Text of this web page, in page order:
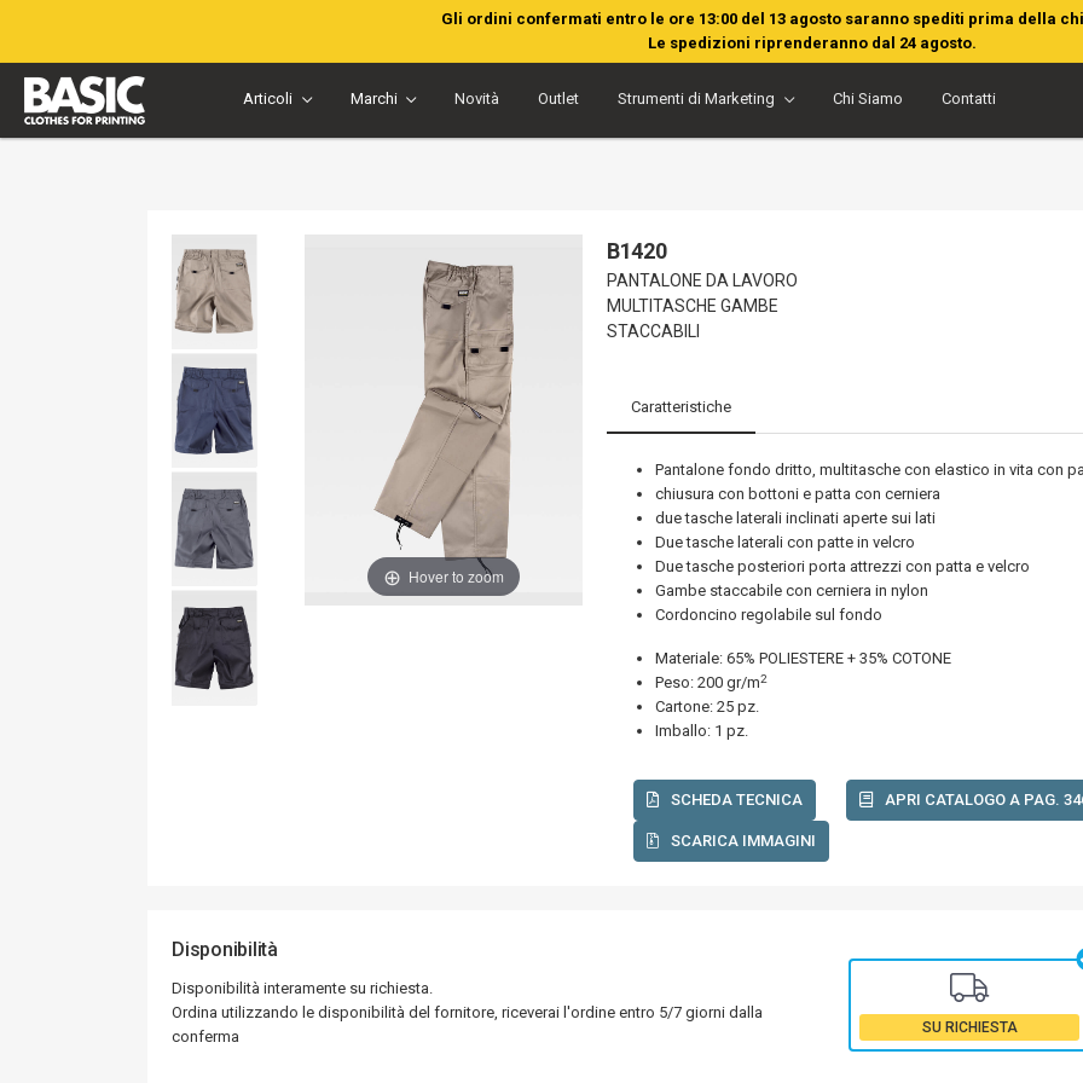
Gli ordini confermati entro le ore 13:00 del 13 agosto saranno spediti prima della
Le spedizioni riprenderanno dal 24 agosto.
Articoli Marchi Novità Outlet Strumenti di Marketing Chi Siamo Contatti
Hover to zoom
B1420
PANTALONE DA LAVORO
MULTITASCHE GAMBE
STACCABILI
Caratteristiche
Pantalone fondo dritto, multitasche con elastico in vita con
chiusura con bottoni e patta con cerniera
due tasche laterali inclinati aperte sui lati
Due tasche laterali con patte in velcro
Due tasche posteriori porta attrezzi con patta e velcro
Gambe staccabile con cerniera in nylon
Cordoncino regolabile sul fondo
Materiale: 65% POLIESTERE + 35% COTONE
Peso: 200 gr/m2
Cartone: 25 pz.
Imballo: 1 pz.
SCHEDA TECNICA APRI CATALOGO A PAG.
SCARICA IMMAGINI
Disponibilità
Disponibilità interamente su richiesta.
Ordina utilizzando le disponibilità del fornitore, riceverai l'ordine entro 5/7 giorni dalla
conferma
SU RICHIESTA